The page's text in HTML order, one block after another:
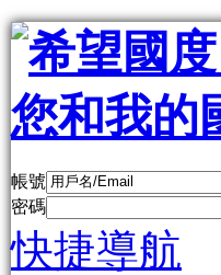
帳號
密碼
快捷導航